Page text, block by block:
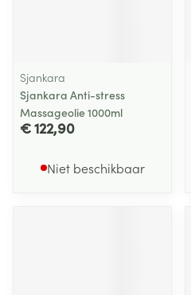
Sjankara
Sjankara Anti-stress
Massageolie 1000ml
€ 122,90
Niet beschikbaar